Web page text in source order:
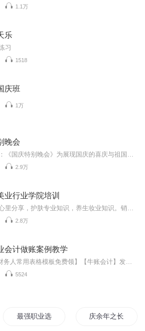
1.1万
乐
习
1518
庆班
1万
晚会
2.9万
业行业学院培训
2.8万
会计做账案例教学
5524
最强职业选手培养系统 庆余年之长歌行